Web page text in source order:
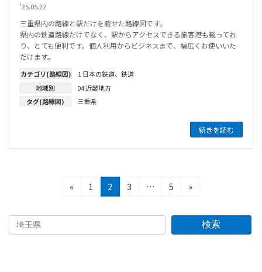
'25.05.22
三重県内の路線と駅だけを載せた路線図です。
県内の鉄道路線だけでなく、駅からアクセスできる旅客港も載ってお
り、とても便利です。個人利用からビジネスまで、幅広くお使いいた
だけます。
カテゴリ(路線図) 1 日本の鉄道、 鉄道
地域別
04 近畿地方
タグ(路線図)
三重県
続きを読む
の
«
固
ジ
1
固
定
ジ
2
固
ジ
3 …
固
ー
ジ
5 »
検索